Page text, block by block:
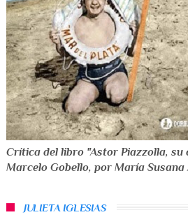
Crítica del libro "Astor Piazzolla, su
Marcelo Gobello, por María Susana
JULIETA IGLESIAS